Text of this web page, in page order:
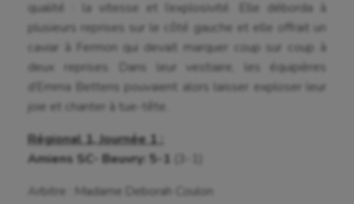
Escrime
Fitness
Flag football
Football américain
Futsal
qualité : la vitesse et l’explosivité. Elle déborda à
plusieurs reprises sur le côté gauche et elle offrait un
caviar à Fermon qui devait marquer coup sur coup à
deux reprises. Dans leur vestiaire, les équipières
d’Emma Bettens pouvaient alors laisser exploser leur
joie et chanter à tue-tête..
Régional 1, Journée 1 :
Amiens SC- Beuvry: 5-1
Arbitre : Madame Deborah Coulon